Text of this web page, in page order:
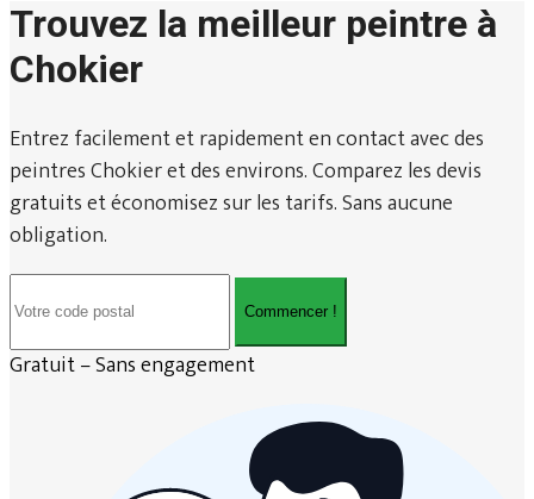
Trouvez la meilleur peintre à
Chokier
Entrez facilement et rapidement en contact avec des
peintres Chokier et des environs. Comparez les devis
gratuits et économisez sur les tarifs. Sans aucune
obligation.
Commencer !
Gratuit – Sans engagement